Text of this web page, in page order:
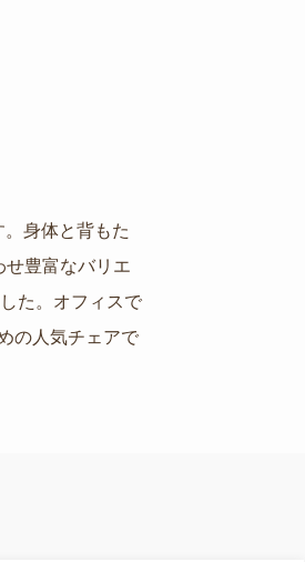
身体と背もた
豊富なバリエ
た。オフィスで
の人気チェアで